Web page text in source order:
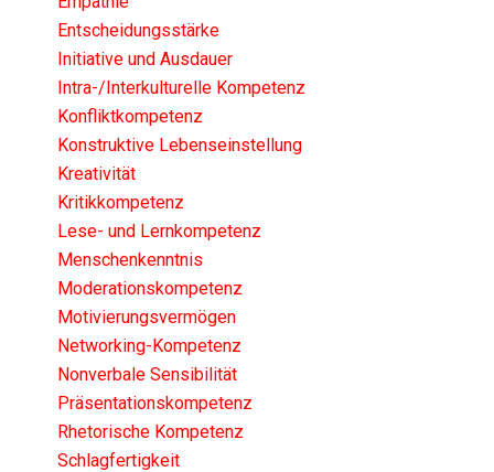
Entscheidungsstärke
Initiative und Ausdauer
Intra-/Interkulturelle Kompetenz
Konfliktkompetenz
Konstruktive Lebenseinstellung
Kreativität
Kritikkompetenz
Lese- und Lernkompetenz
Menschenkenntnis
Moderationskompetenz
Motivierungsvermögen
Networking-Kompetenz
Nonverbale Sensibilität
Präsentationskompetenz
Rhetorische Kompetenz
Schlagfertigkeit